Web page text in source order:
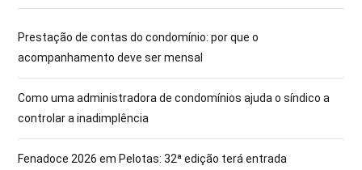
Prestação de contas do condomínio: por que o
acompanhamento deve ser mensal
Como uma administradora de condomínios ajuda o síndico a
controlar a inadimplência
Fenadoce 2026 em Pelotas: 32ª edição terá entrada